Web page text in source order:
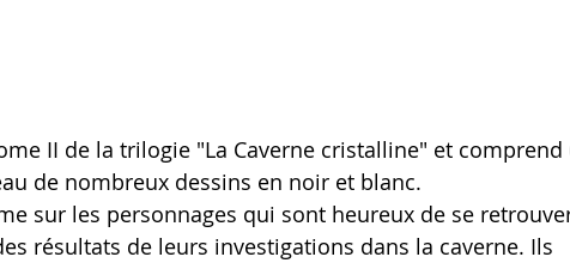
II de la trilogie "La Caverne cristalline" et comprend
de nombreux dessins en noir et blanc.
sur les personnages qui sont heureux de se
résultats de leurs investigations dans la caverne. Ils